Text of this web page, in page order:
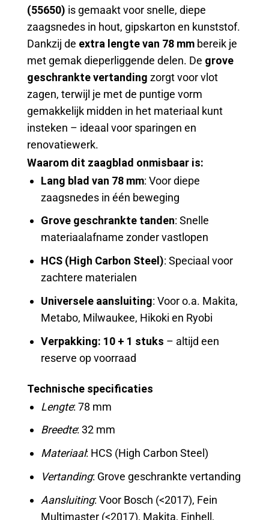
(55650) is gemaakt voor snelle, diepe
zaagsnedes in hout, gipskarton en kunststof.
Dankzij de extra lengte van 78 mm bereik je
met gemak dieperliggende delen. De grove
geschrankte vertanding zorgt voor vlot
zagen, terwijl je met de puntige vorm
gemakkelijk midden in het materiaal kunt
insteken – ideaal voor sparingen en
renovatiewerk.
Waarom dit zaagblad onmisbaar is:
Lang blad van 78 mm: Voor diepe
zaagsnedes in één beweging
Grove geschrankte tanden: Snelle
materiaalafname zonder vastlopen
HCS (High Carbon Steel): Speciaal voor
zachtere materialen
Universele aansluiting: Voor o.a. Makita,
Metabo, Milwaukee, Hikoki en Ryobi
Verpakking: 10 + 1 stuks – altijd een
reserve op voorraad
Technische specificaties
Lengte: 78 mm
Breedte: 32 mm
Materiaal: HCS (High Carbon Steel)
Vertanding: Grove geschrankte vertanding
Aansluiting: Voor Bosch (<2017), Fein
Multimaster (<2017), Makita, Einhell,